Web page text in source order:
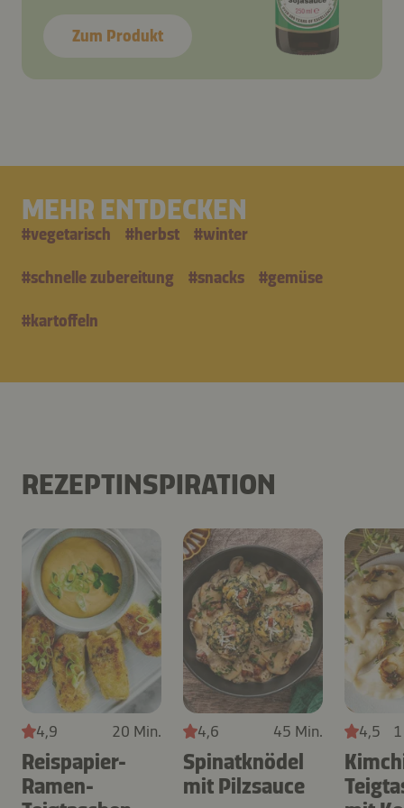
Zum Produkt
MEHR ENTDECKEN
#vegetarisch #herbst #winter
#schnelle zubereitung #snacks #gemüse
#kartoffeln
REZEPTINSPIRATION
4,9 20 Min.
Reispapier-
Ramen-
4,6 45 Min.
Spinatknödel
mit Pilzsauce
4,5